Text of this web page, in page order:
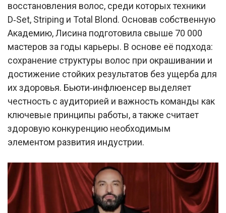
восстановления волос, среди которых техники
D‑Set, Striping и Total Blond. Основав собственную
Академию, Лисина подготовила свыше 70 000
мастеров за годы карьеры. В основе её подхода:
сохранение структуры волос при окрашивании и
достижение стойких результатов без ущерба для
их здоровья. Бьюти‑инфлюенсер выделяет
честность с аудиторией и важность команды как
ключевые принципы работы, а также считает
здоровую конкуренцию необходимым
элементом развития индустрии.